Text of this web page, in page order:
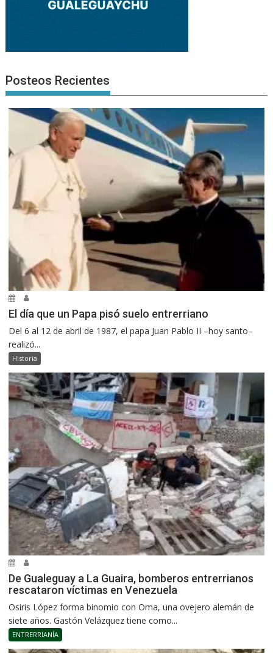
Posteos Recientes
El día que un Papa pisó suelo entrerriano
Del 6 al 12 de abril de 1987, el papa Juan Pablo II –hoy santo–
realizó...
Historia
De Gualeguay a La Guaira, bomberos entrerrianos
rescataron víctimas en Venezuela
Osiris López forma binomio con Oma, una ovejero alemán de
siete años. Gastón Velázquez tiene como...
ENTRERRIANÍA